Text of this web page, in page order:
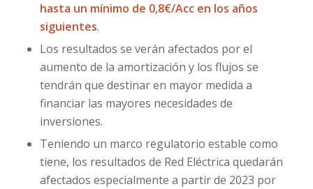
hasta un mínimo de 0,8€/Acc en los años
siguientes.
Los resultados se verán afectados por el
aumento de la amortización y los flujos se
tendrán que destinar en mayor medida a
financiar las mayores necesidades de
inversiones.
Teniendo un marco regulatorio estable como
tiene, los resultados de Red Eléctrica quedarán
afectados especialmente a partir de 2023 por